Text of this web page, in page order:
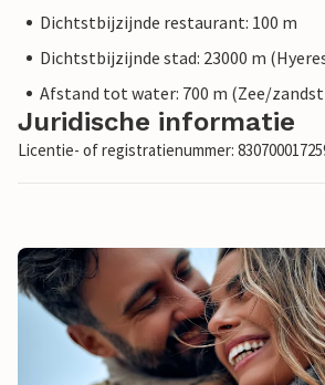
Dichtstbijzijnde restaurant: 100 m
Dichtstbijzijnde stad: 23000 m
Afstand tot water: 700 m (Zee/
Juridische informatie
Licentie- of registratienummer: